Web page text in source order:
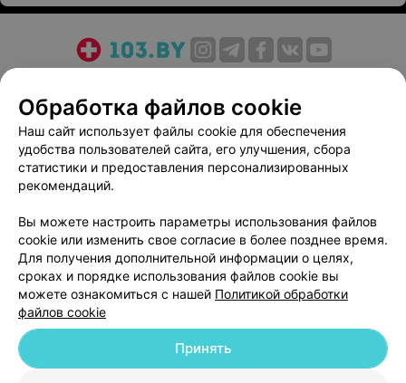
Медицинский маркетинг
Публичный договор
Пользовательское соглашение
Способы оплаты
Вакансии
Партнеры
Написать руководителю 103.by
Персональные настройки cookie
Обработка персональных данных
Обработка файлов cookie
Наш сайт использует файлы cookie для обеспечения
удобства пользователей сайта, его улучшения, сбора
статистики и предоставления персонализированных
рекомендаций.
Вы можете настроить параметры использования файлов
cookie или изменить свое согласие в более позднее время.
Для получения дополнительной информации о целях,
сроках и порядке использования файлов cookie вы
можете ознакомиться с нашей Политикой обработки
файлов cookie
Принять